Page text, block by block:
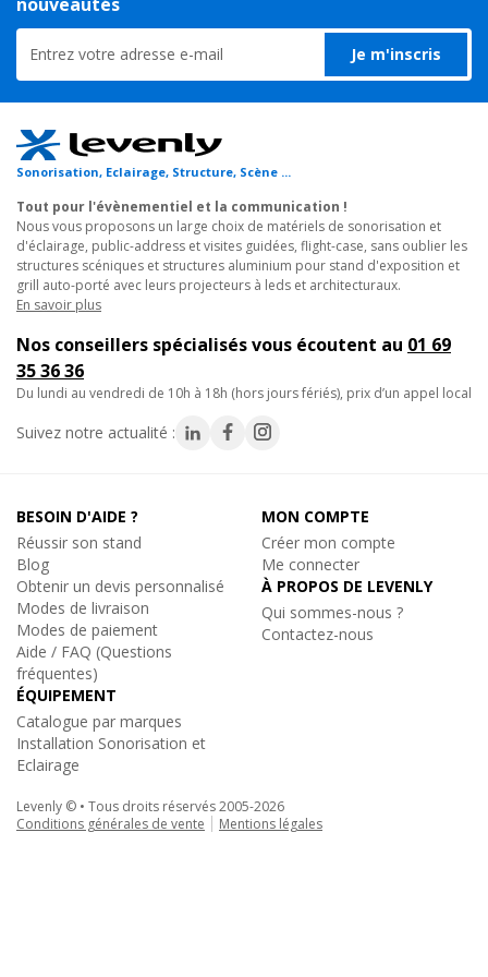
- Type : base de chargement double.
- Compatibilité : microphones RONDSON EJ-501-TM.
- Capacité : 2 microphones simultanément.
- Engagement pièces détachées : 3 ans
1482)
Je m'inscris
Sonorisation, Eclairage, Structure, Scène ...
Tout pour l'évènementiel et la communication !
Nous vous proposons un large choix de matériels de sonorisation et
d'éclairage, public-address et visites guidées, flight-case, sans oublier les
structures scéniques et structures aluminium pour stand d'exposition et
grill auto-porté avec leurs projecteurs à leds et architecturaux.
En savoir plus
Nos conseillers spécialisés vous écoutent au 01 69
35 36 36
du lundi au vendredi de 10h à 18h (hors jours fériés), prix d’un appel local
Suivez notre actualité :
BESOIN D'AIDE ?
Réussir son stand
Blog
Obtenir un devis personnalisé
Modes de livraison
Modes de paiement
Aide / FAQ (Questions
fréquentes)
ÉQUIPEMENT
Catalogue par marques
Installation Sonorisation et
Eclairage
MON COMPTE
Créer mon compte
Me connecter
À PROPOS DE LEVENLY
Qui sommes-nous ?
Contactez-nous
Levenly © • Tous droits réservés 2005-2026
Conditions générales de vente
Mentions légales